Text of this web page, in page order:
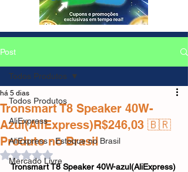
Post
Todos Produtos
AliExpress
AliExpress - Estoque no Brasil
Mercado Livre
Todos Produtos
Tronsmart T8 Speaker 40W-
Azul(AliExpress)R$246,03 🇧🇷
Produto no Brasil
há 5 dias
Avaliado com NaN de 5 estrelas.
Tronsmart T8 Speaker 40W-azul(AliExpress)